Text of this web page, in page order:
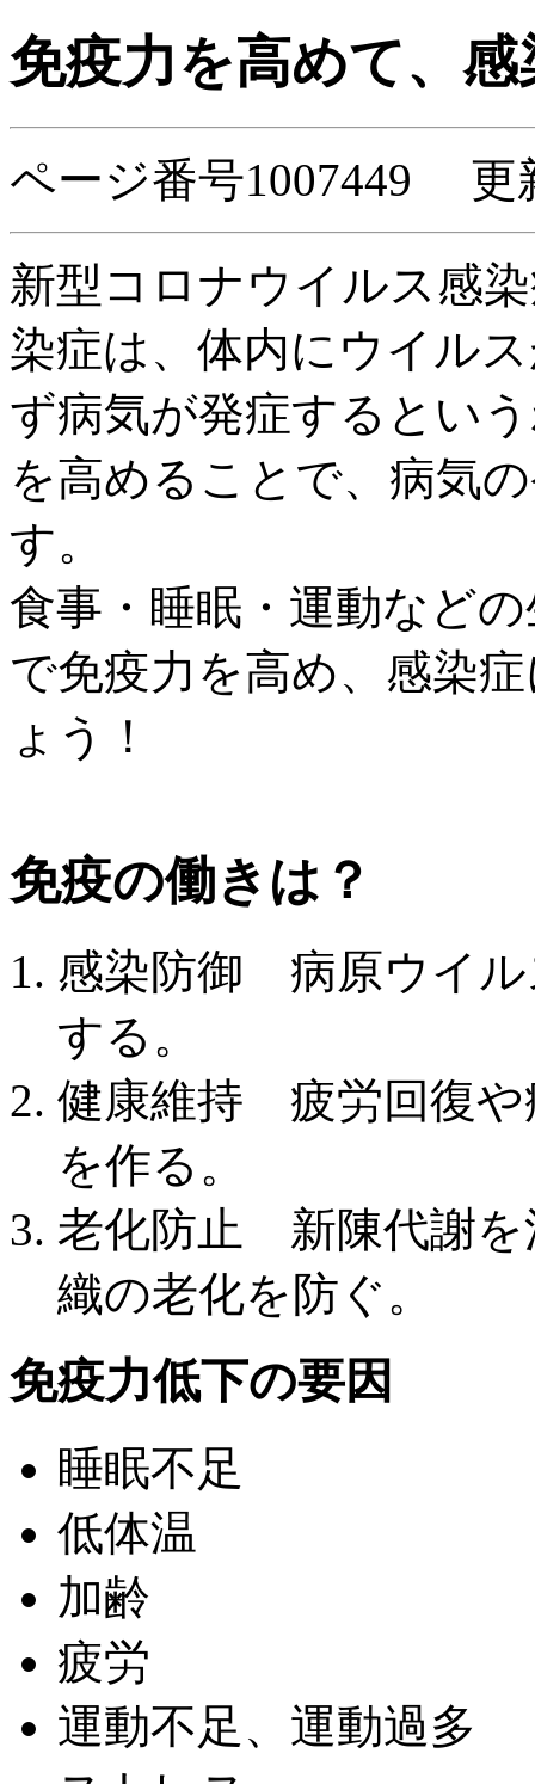
免疫力を高めて、
ページ番号1007449 更
新型コロナウイルス感
染症は、体内にウイル
ず病気が発症するとい
を高めることで、病気
す。
食事・睡眠・運動など
で免疫力を高め、感染
ょう！
免疫の働きは？
感染防御 病原ウイル
する。
健康維持 疲労回復や
を作る。
老化防止 新陳代謝を
織の老化を防ぐ。
免疫力低下の要因
睡眠不足
低体温
加齢
疲労
運動不足、運動過多